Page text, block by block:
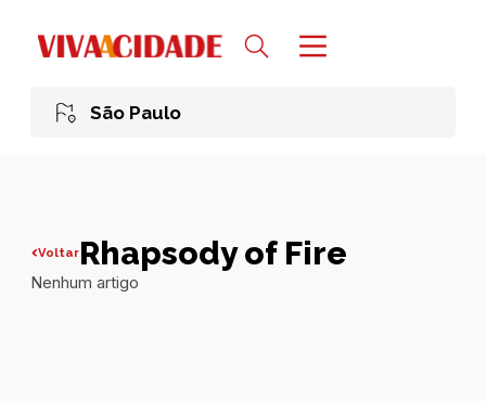
São Paulo
VoltarRhapsody of Fire
Nenhum artigo